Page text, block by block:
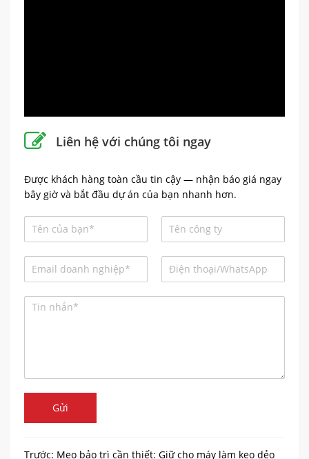
Liên hệ với chúng tôi ngay
Được khách hàng toàn cầu tin cậy — nhận báo giá ngay
bây giờ và bắt đầu dự án của bạn nhanh hơn.
Gửi
Trước: Mẹo bảo trì cần thiết: Giữ cho máy làm kẹo dẻo